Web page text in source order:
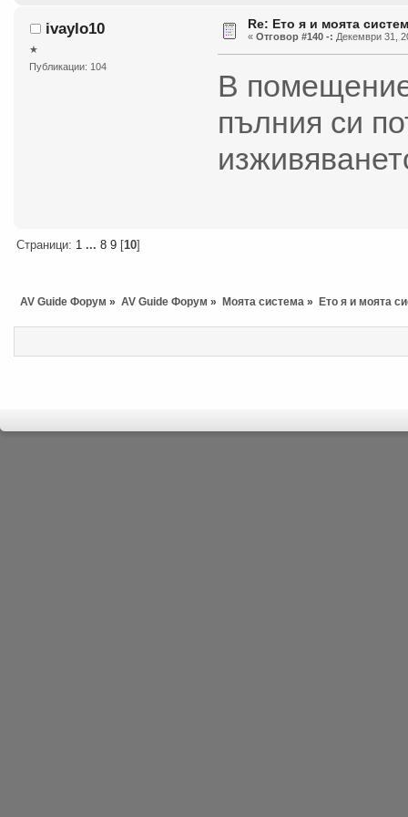
ivaylo10
★
Публикации: 104
Re: Ето я и моята
« Отговор #140 -: Декември 31,
В помещение
пълния си
Страници: 1 ... 8 9[ 10]
AV Guide Форум » AV Guide Форум » Моята система» Ето я и моята